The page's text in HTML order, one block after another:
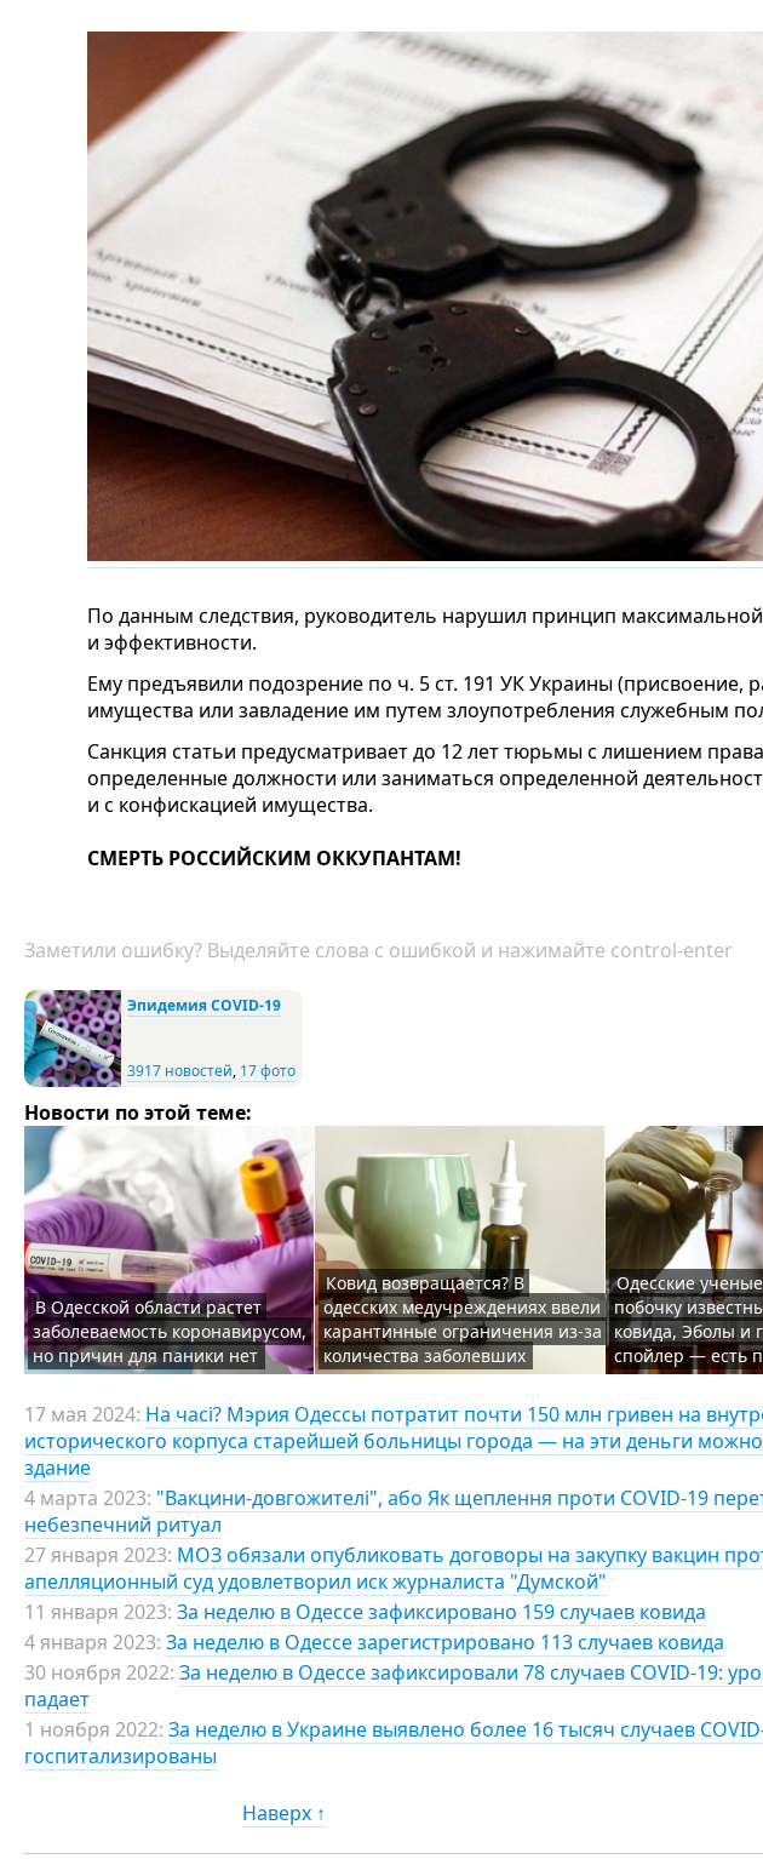
По данным следствия, руководитель нарушил принцип
и эффективности.
Ему предъявили подозрение по ч. 5 ст. 191 УК Украины (присвоение,
имущества или завладение им путем злоупотребления служебным
Санкция статьи предусматривает до 12 лет тюрьмы с лишением
определенные должности или заниматься определенной
и с конфискацией имущества.
СМЕРТЬ РОССИЙСКИМ ОККУПАНТАМ!
Заметили ошибку? Выделяйте слова с ошибкой и нажимайте control-enter
Эпидемия COVID-19
3917 новостей, 17 фото
Новости по этой теме:
В Одесской области растет
заболеваемость коронавирусом,
но причин для паники нет
Ковид возвращается? В
одесских медучреждениях ввели
карантинные ограничения из-за
количества заболевших
Одесские
побочку
ковида, Эболы и
спойлер — есть
17 мая 2024: На часі? Мэрия Одессы потратит почти 150 млн гривен на
исторического корпуса старейшей больницы города — на эти деньги
здание
4 марта 2023: "Вакцини-довгожителі", або Як щеплення проти COVID-19
небезпечний ритуал
27 января 2023: МОЗ обязали опубликовать договоры на закупку вакцин
апелляционный суд удовлетворил иск журналиста "Думской"
11 января 2023: За неделю в Одессе зафиксировано 159 случаев ковида
4 января 2023: За неделю в Одессе зарегистрировано 113 случаев ковида
30 ноября 2022: За неделю в Одессе зафиксировали 78 случаев COVID-19:
падает
1 ноября 2022: За неделю в Украине выявлено более 16 тысяч случаев
госпитализированы
Наверх ↑